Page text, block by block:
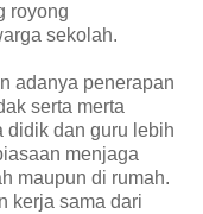
royong
sekolah.
adanya penerapan
serta merta
didik dan guru lebih
menjaga
maupun di rumah.
kerja sama dari